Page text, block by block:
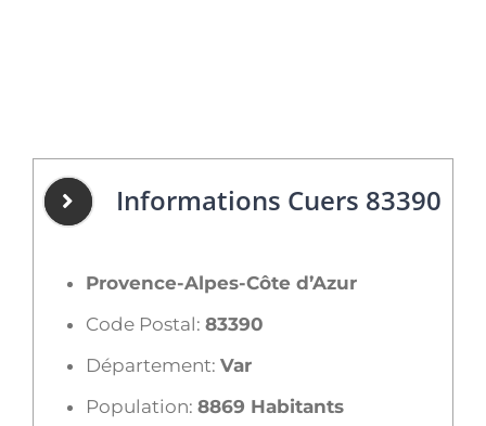
Informations Cuers 83390
Provence-Alpes-Côte d’Azur
Code Postal: 83390
Département: Var
Population: 8869 Habitants